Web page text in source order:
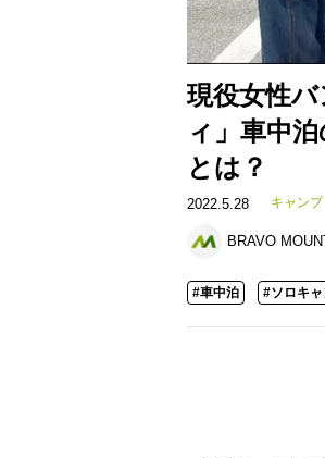
現役女性
ィ」車中
とは？
2022.5.28 キャンプ
BRAVO
#車中泊 #ソロキ